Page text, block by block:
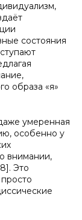
состояния
образа «я»
умеренная
особенно у
внимании,
Это